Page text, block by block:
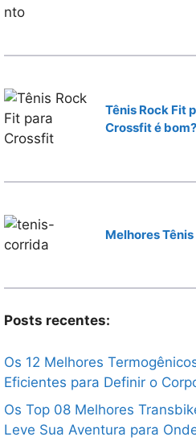
Tênis Rock Fit
Crossfit é bom?
Melhores
Posts recentes:
Os 12 Melhores
Eficientes para Definir o
Os Top 08 Melhores
Leve Sua Aventura para